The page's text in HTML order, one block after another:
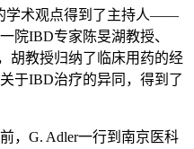
学术观点得到了主持人——
院IBD专家陈旻湖教授、
胡教授归纳了临床用药的经
于IBD治疗的异同，得到了
，G. Adler一行到南京医科